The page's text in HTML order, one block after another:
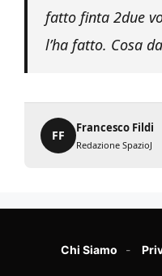
fatto finta 2due
l’ha fatto. Cosa
FF
Francesco Fildi
Redazione SpazioJ
Chi Siamo